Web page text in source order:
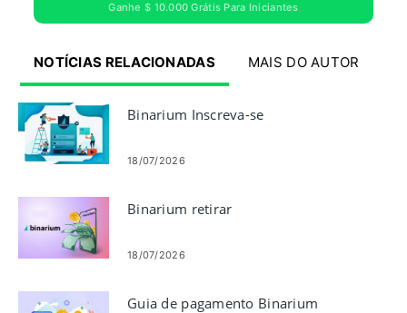
Ganhe $ 10.000 Grátis Para Iniciantes
NOTÍCIAS RELACIONADAS MAIS DO AUTOR
Binarium Inscreva-se
18/07/2026
Binarium retirar
18/07/2026
Guia de pagamento Binarium